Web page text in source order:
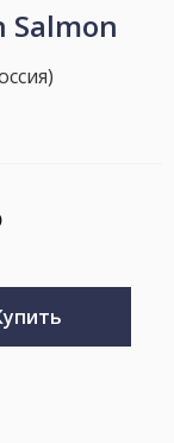
Salmon